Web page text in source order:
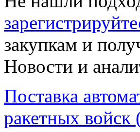
закупкам и
Новости и
Поставка
ракетных